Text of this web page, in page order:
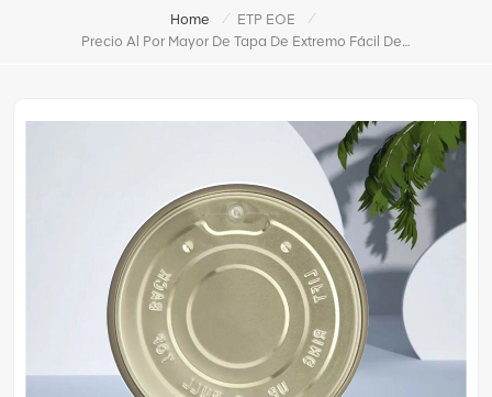
Home / ETP EOE
/
Precio Al Por Mayor De Tapa De Extremo Fácil De Apertura Completa De Hojalata 214 # (70 Mm)